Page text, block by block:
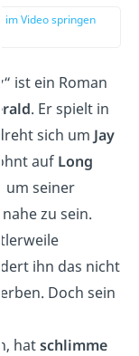
im Video springen
“ ist ein Roman
. Er spielt in
sich um Jay
auf Long
um seiner
nahe zu sein.
ihn das nicht
Doch sein
hatschlimme